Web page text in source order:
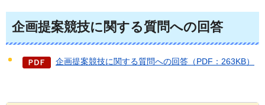
企画提案競技に関する質問への回答
企画提案競技に関する質問への回答（PDF：263KB）